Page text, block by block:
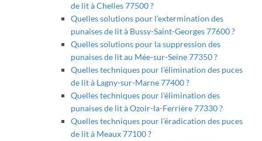
de lit à Chelles 77500 ?
Quelles solutions pour l’extermination des
punaises de lit à Bussy-Saint-Georges 77600 ?
Quelles solutions pour la suppression des
punaises de lit au Mée-sur-Seine 77350 ?
Quelles techniques pour l’élimination des puces
de lit à Lagny-sur-Marne 77400 ?
Quelles techniques pour l’élimination des
punaises de lit à Ozoir-la-Ferrière 77330 ?
Quelles techniques pour l’éradication des puces
de lit à Meaux 77100 ?